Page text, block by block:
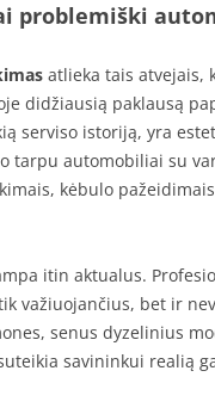
problemiški
atlieka tais atvejais,
didžiausią paklausą
serviso istoriją, yra
tarpu automobiliai su
kėbulo
itin aktualus.
važiuojančius, bet ir
senus dyzelinius
savininkui realią